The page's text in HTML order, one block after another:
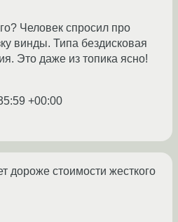
Человек спросил про
винды. Типа бездисковая
Это даже из топика ясно!
+00:00
дороже стоимости жесткого